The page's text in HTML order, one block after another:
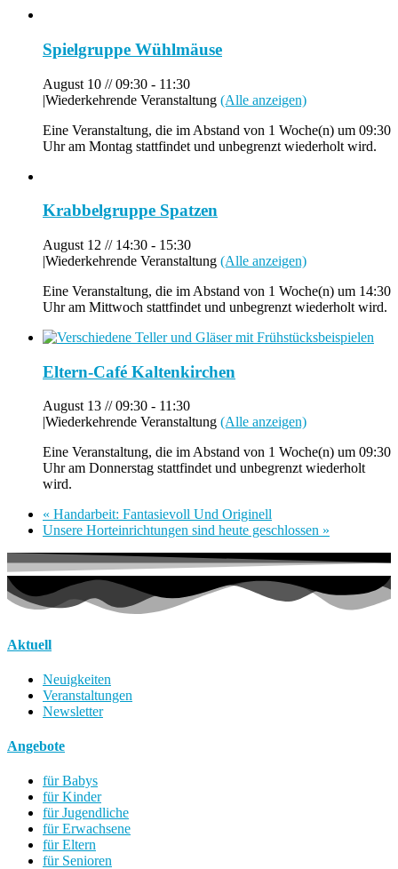
Spielgruppe Wühlmäuse
August 10 // 09:30 - 11:30
|Wiederkehrende Veranstaltung (Alle anzeigen)
Eine Veranstaltung, die im Abstand von 1 Woche(n) um 09:30
Uhr am Montag stattfindet und unbegrenzt wiederholt wird.
Krabbelgruppe Spatzen
August 12 // 14:30 - 15:30
|Wiederkehrende Veranstaltung (Alle anzeigen)
Eine Veranstaltung, die im Abstand von 1 Woche(n) um 14:30
Uhr am Mittwoch stattfindet und unbegrenzt wiederholt wird.
Eltern-Café Kaltenkirchen
August 13 // 09:30 - 11:30
|Wiederkehrende Veranstaltung (Alle anzeigen)
Eine Veranstaltung, die im Abstand von 1 Woche(n) um 09:30
Uhr am Donnerstag stattfindet und unbegrenzt wiederholt
wird.
« Handarbeit: Fantasievoll Und Originell
Unsere Horteinrichtungen sind heute geschlossen »
Aktuell
Neuigkeiten
Veranstaltungen
Newsletter
Angebote
für Babys
für Kinder
für Jugendliche
für Erwachsene
für Eltern
für Senioren